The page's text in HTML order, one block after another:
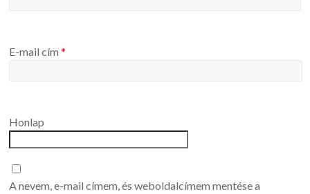
E-mail cím*
Honlap
A nevem, e-mail címem, és weboldalcímem mentése a